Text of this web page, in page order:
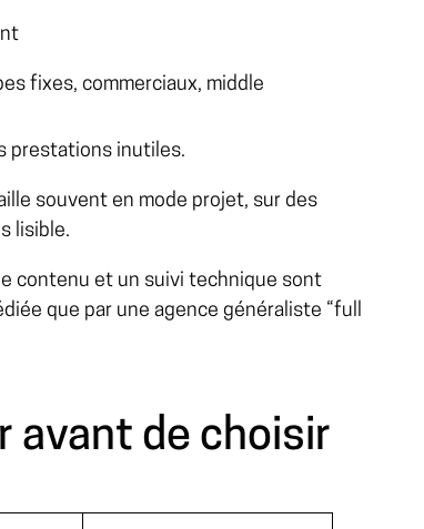
fixes, commerciaux, middle
prestations inutiles.
souvent en mode projet, sur des
lisible.
contenu et un suivi technique sont
que par une agence généraliste “full
avant de choisir